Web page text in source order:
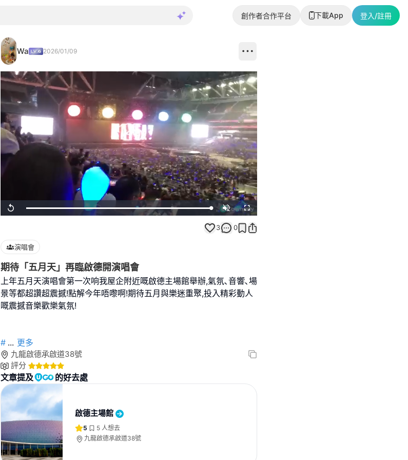
創作者合作平台 下載App 登入/註冊
Wa 2026/01/09
Replay Loaded:
100.00%
Unmute Fullscreen
3 0
演唱會
期待「五月天」再臨啟德開演唱會
上年五月天演唱會第一次响我屋企附近嘅啟德主場館舉辦,氣氛､音響､場
景等都超讚超震撼!點解今年唔嚟啊!期待五月與樂迷重聚,投入精彩動人
嘅震撼音樂歡樂氣氛!
# ... 更多
九龍啟德承啟道38號
評分
文章提及 的好去處
啟德主場館
5 5 人想去
九龍啟德承啟道38號